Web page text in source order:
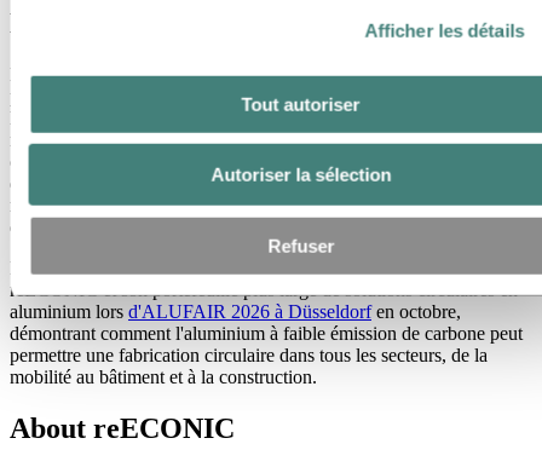
Afficher les détails
Tout autoriser
Autoriser la sélection
Refuser
De l'exposition au salon de l'industrie
Le véhicule reECONIC complet est exposé àIFAT à Munich, le
plus grand salon mondial des technologies environnementales, où
les visiteurs peuvent observer l'utilisation de matériaux recyclés,
naturels et biosourcés dans l'ensemble du véhicule. Par ailleurs, une
cabine de conduite reECONIC, conçue à des fins de
développement, est présentée sur le stand Mercedes-Benz Trucks,
mettant en lumière les principaux matériaux et composants grâce à
des coupes transversales et des informations numériques.
Hydro mettra davantage en avant sa contribution au projet
reECONIC et son portefeuille plus large de solutions circulaires en
aluminium lors d'ALUFAIR 2026 à Düsseldorfen octobre,
démontrant comment l'aluminium à faible émission de carbone peut
permettre une fabrication circulaire dans tous les secteurs, de la
mobilité au bâtiment et à la construction.
About reECONIC